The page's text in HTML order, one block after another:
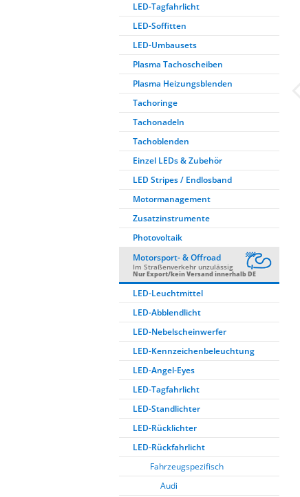
LED-Tagfahrlicht
LED-Soffitten
LED-Umbausets
Plasma Tachoscheiben
Plasma Heizungsblenden
Tachoringe
Tachonadeln
Tachoblenden
Einzel LEDs & Zubehör
LED Stripes / Endlosband
Motormanagement
Zusatzinstrumente
Photovoltaik
Motorsport- & Offroad
Im Straßenverkehr unzulässig
Nur Export/kein Versand innerhalb DE
LED-Leuchtmittel
LED-Abblendlicht
LED-Nebelscheinwerfer
LED-Kennzeichenbeleuchtung
LED-Angel-Eyes
LED-Tagfahrlicht
LED-Standlichter
LED-Rücklichter
LED-Rückfahrlicht
Fahrzeugspezifisch
Audi